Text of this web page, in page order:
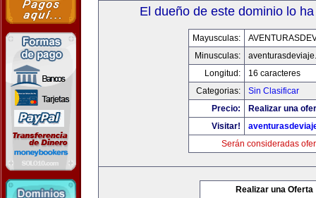
El dueño de este dominio lo
Mayusculas:
Minusculas:
Longitud:
16 caracteres
Categorias:
Sin Clasificar
Precio:
Realizar una
Visitar!
Serán consideradas
Realizar una Oferta